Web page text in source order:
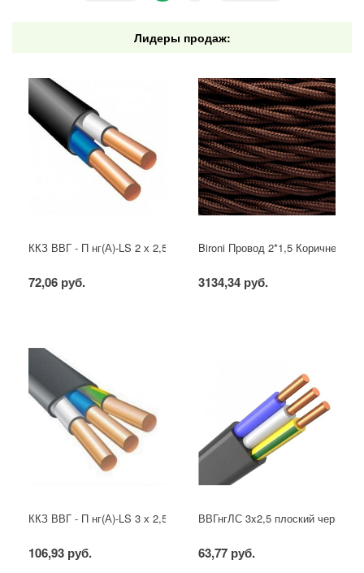
Лидеры продаж:
ККЗ ВВГ - П нг(А)-LS 2 х 2,5 ГОСТ
72,06 руб.
Bironi Провод 2*1,5 Коричневый
3134,34 руб.
ККЗ ВВГ - П нг(А)-LS 3 х 2,5 ГОСТ
106,93 руб.
ВВГнгЛС 3x2,5 плоский черный
63,77 руб.